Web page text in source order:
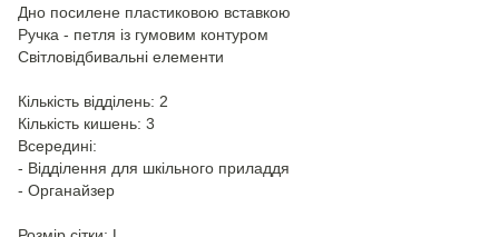
Дно посилене пластиковою вставкою
Ручка - петля із гумовим контуром
Світловідбивальні елементи
Кількість відділень: 2
Кількість кишень: 3
Всередині:
- Відділення для шкільного приладдя
- Органайзер